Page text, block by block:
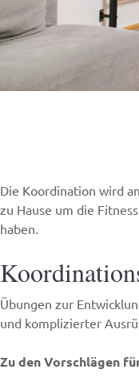
Die Koordination wird
zu Hause um die
haben.
Übungen zur
und komplizierter
Zu den Vorschlägen